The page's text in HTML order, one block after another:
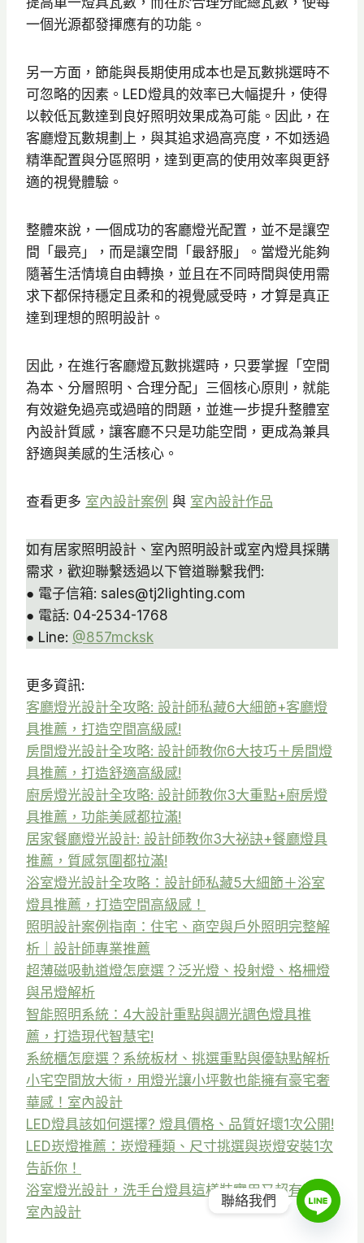
一個光源都發揮應有的功能。
另一方面，節能與長期使用成本也是瓦數挑選時不
可忽略的因素。LED燈具的效率已大幅提升，使得
以較低瓦數達到良好照明效果成為可能。因此，在
客廳燈瓦數規劃上，與其追求過高亮度，不如透過
精準配置與分區照明，達到更高的使用效率與更舒
適的視覺體驗。
整體來說，一個成功的客廳燈光配置，並不是讓空
間「最亮」，而是讓空間「最舒服」。當燈光能夠
隨著生活情境自由轉換，並且在不同時間與使用需
求下都保持穩定且柔和的視覺感受時，才算是真正
達到理想的照明設計。
因此，在進行客廳燈瓦數挑選時，只要掌握「空間
為本、分層照明、合理分配」三個核心原則，就能
有效避免過亮或過暗的問題，並進一步提升整體室
內設計質感，讓客廳不只是功能空間，更成為兼具
舒適與美感的生活核心。
查看更多 室內設計案例 與 室內設計作品
如有居家照明設計、室內照明設計或室內燈具採購
需求，歡迎聯繫透過以下管道聯繫我們:
● 電子信箱: sales@tj2lighting.com
● 電話: 04-2534-1768
● Line: @857mcksk
更多資訊:
客廳燈光設計全攻略: 設計師私藏6大細節+客廳燈
具推薦，打造空間高級感!
房間燈光設計全攻略: 設計師教你6大技巧＋房間燈
具推薦，打造舒適高級感!
廚房燈光設計全攻略: 設計師教你3大重點+廚房燈
具推薦，功能美感都拉滿!
居家餐廳燈光設計: 設計師教你3大祕訣+餐廳燈具
推薦，質感氛圍都拉滿!
浴室燈光設計全攻略：設計師私藏5大細節＋浴室
燈具推薦，打造空間高級感！
照明設計案例指南：住宅、商空與戶外照明完整解
析｜設計師專業推薦
超薄磁吸軌道燈怎麼選？泛光燈、投射燈、格柵燈
與吊燈解析
智能照明系統：4大設計重點與調光調色燈具推
薦，打造現代智慧宅!
系統櫃怎麼選？系統板材、挑選重點與優缺點解析
小宅空間放大術，用燈光讓小坪數也能擁有豪宅奢
華感！室內設計
LED燈具該如何選擇? 燈具價格、品質好壞1次公開!
LED崁燈推薦：崁燈種類、尺寸挑選與崁燈安裝1次
告訴你！
浴室燈光設計，洗手台燈具這樣裝實用又超有質感!
室內設計
聯絡我們